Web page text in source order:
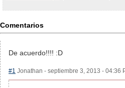
Comentarios
De acuerdo!!!! :D
#1 Jonathan - septiembre 3, 2013 - 04:36